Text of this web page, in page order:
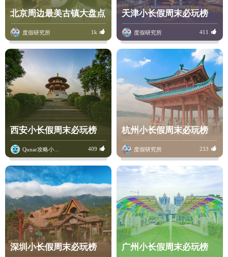
北京周边最美古镇大盘点
度假研究所 1k
天津小长假周末必玩榜
度假研究所 411
西安小长假周末必玩榜
409
杭州小长假周末必玩榜
度假研究所 233
深圳小长假周末必玩榜 广州小长假周末必玩榜